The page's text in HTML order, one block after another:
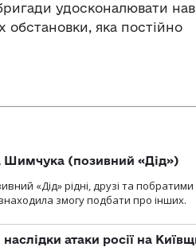
удосконалювати
обстановки, яка постійно
Шимчука (позивний «Дід»)
«Дід» рідні, друзі та побратими
змогу подбати про інших.
атаки росії на